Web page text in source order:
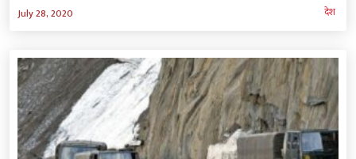
July 28, 2020 देश